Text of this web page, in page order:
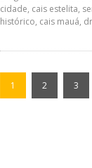
cidade, cais estelita,
histórico, cais mauá,
1 2 3